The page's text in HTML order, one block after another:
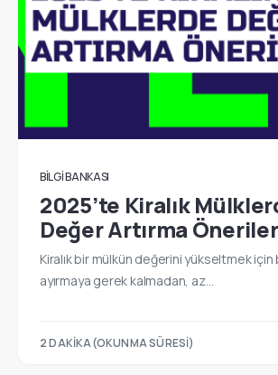
BILGI BANKASI
2025’te Kiralık
Değer Artırma
Kiralık bir mülkün değerini yükseltmek
ayırmaya gerek kalmadan, az…
2 DAKIKA(OKUNMA SÜRESI)